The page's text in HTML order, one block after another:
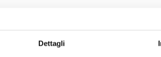
Dettagli